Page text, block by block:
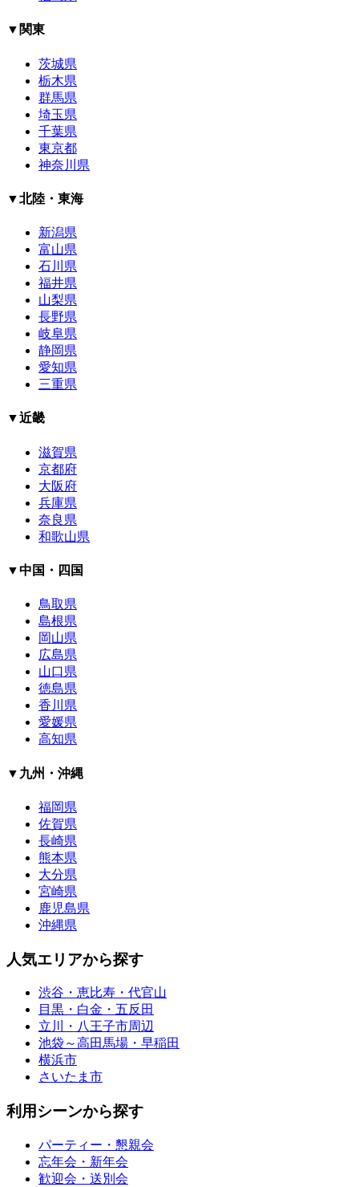
▼関東
茨城県
栃木県
群馬県
埼玉県
千葉県
東京都
神奈川県
▼北陸・東海
新潟県
富山県
石川県
福井県
山梨県
長野県
岐阜県
静岡県
愛知県
三重県
▼近畿
滋賀県
京都府
大阪府
兵庫県
奈良県
和歌山県
▼中国・四国
鳥取県
島根県
岡山県
広島県
山口県
徳島県
香川県
愛媛県
高知県
▼九州・沖縄
福岡県
佐賀県
長崎県
熊本県
大分県
宮崎県
鹿児島県
沖縄県
人気エリアから探す
渋谷・恵比寿・代官山
目黒・白金・五反田
立川・八王子市周辺
池袋～高田馬場・早稲田
横浜市
さいたま市
利用シーンから探す
パーティー・懇親会
忘年会・新年会
歓迎会・送別会